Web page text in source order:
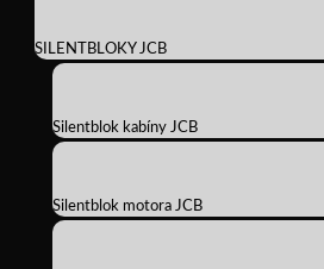
SILENTBLOKY JCB
Silentblok kabíny JCB
Silentblok motora JCB